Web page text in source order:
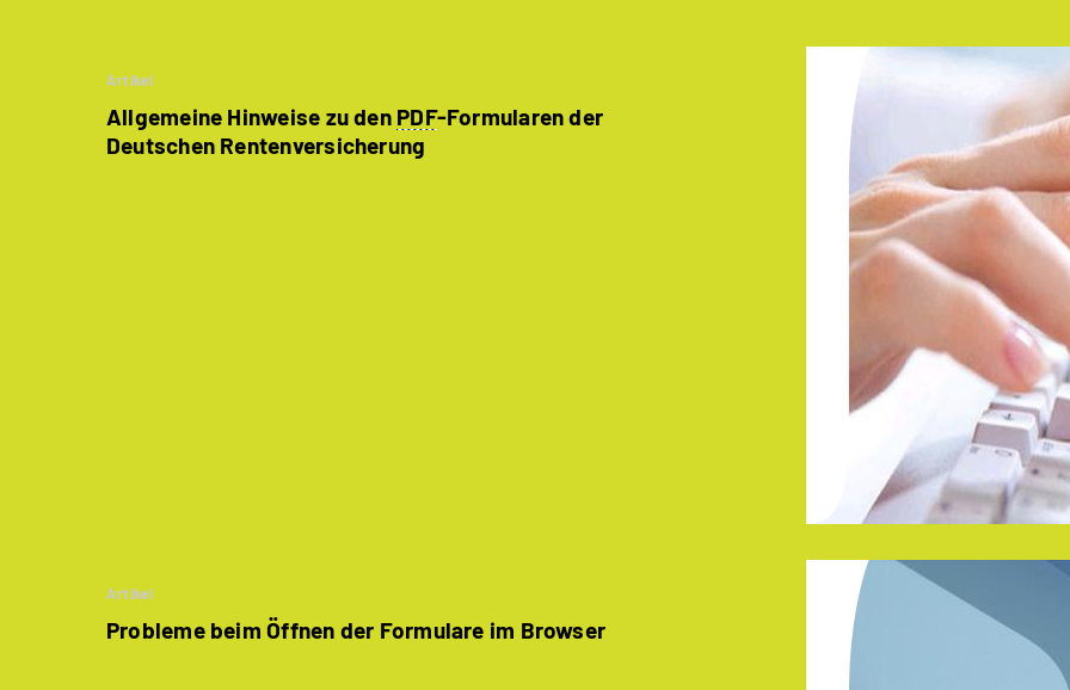
Artikel
Allgemeine Hinweise zu den PDF-Formularen der
Deutschen Rentenversicherung
Artikel
Probleme beim Öffnen der Formulare im Browser